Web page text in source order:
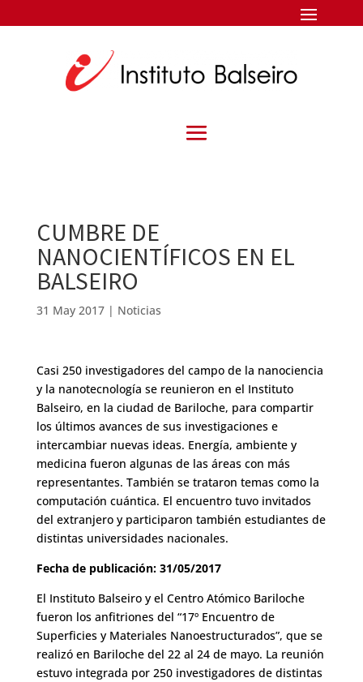
CUMBRE DE
NANOCIENTÍFICOS EN EL
BALSEIRO
31 May 2017| Noticias
Casi 250 investigadores del campo de la nanociencia
y la nanotecnología se reunieron en el Instituto
Balseiro, en la ciudad de Bariloche, para compartir
los últimos avances de sus investigaciones e
intercambiar nuevas ideas. Energía, ambiente y
medicina fueron algunas de las áreas con más
representantes. También se trataron temas como la
computación cuántica. El encuentro tuvo invitados
del extranjero y participaron también estudiantes de
distintas universidades nacionales.
Fecha de publicación: 31/05/2017
El Instituto Balseiro y el Centro Atómico Bariloche
fueron los anfitriones del “17º Encuentro de
Superficies y Materiales Nanoestructurados”, que se
realizó en Bariloche del 22 al 24 de mayo. La reunión
estuvo integrada por 250 investigadores de distintas